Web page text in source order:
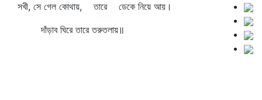
সখী, সে গেল কোথায়, তারে ডেকে নিয়ে আয়।
দাঁড়াব ঘিরে তারে তরুতলায়॥